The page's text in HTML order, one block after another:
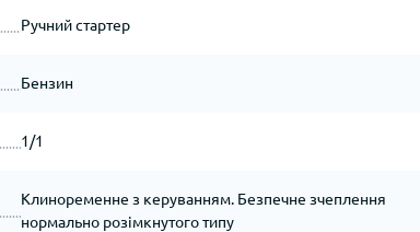
Ручний стартер
Бензин
1/1
Клиноременне з керуванням. Безпечне зчеплення
нормально розімкнутого типу